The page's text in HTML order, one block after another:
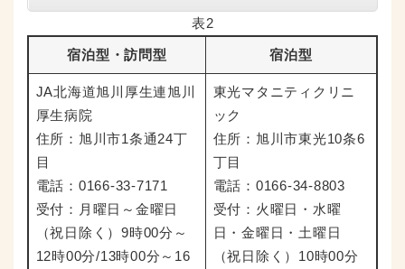
表2
宿泊型・訪問型 宿泊型
JA北海道旭川厚生連旭川
厚生病院
住所：旭川市1条通24丁
目
電話：0166-33-7171
受付：月曜日～金曜日
（祝日除く）9時00分～
12時00分/13時00分～16
東光マタニティクリニ
ック
住所：旭川市東光10条6
丁目
電話：0166-34-8803
受付：火曜日・水曜
日・金曜日・土曜日
（祝日除く）10時00分